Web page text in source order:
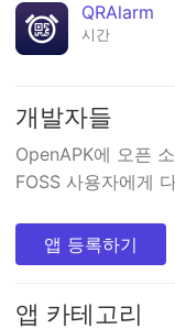
QRAlarm
시간
개발자들
OpenAPK에 오픈
FOSS 사용자에게
앱 등록하기
앱 카테고리